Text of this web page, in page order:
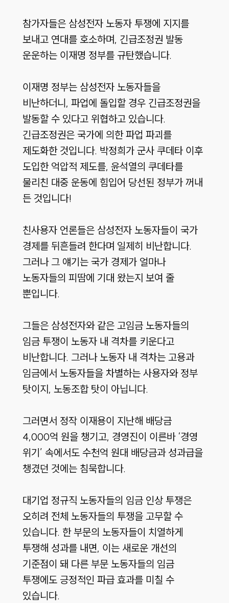
참가자들은 삼성전자 노동자 투쟁에 지지를
보내고 연대를 호소하며, 긴급조정권 발동
운운하는 이재명 정부를 규탄했습니다.
이재명 정부는 삼성전자 노동자들을
비난하더니, 파업에 돌입할 경우 긴급조정권을
발동할 수 있다고 위협하고 있습니다.
긴급조정권은 국가에 의한 파업 파괴를
제도화한 것입니다. 박정희가 군사 쿠데타 이후
도입한 억압적 제도를, 윤석열의 쿠데타를
물리친 대중 운동에 힘입어 당선된 정부가 꺼내
든 것입니다!
친사용자 언론들은 삼성전자 노동자들이 국가
경제를 뒤흔들려 한다며 일제히 비난합니다.
그러나 그 얘기는 국가 경제가 얼마나
노동자들의 피땀에 기대 왔는지 보여 줄
뿐입니다.
그들은 삼성전자와 같은 고임금 노동자들의
임금 투쟁이 노동자 내 격차를 키운다고
비난합니다. 그러나 노동자 내 격차는 고용과
임금에서 노동자들을 차별하는 사용자와 정부
탓이지, 노동조합 탓이 아닙니다.
그러면서 정작 이재용이 지난해 배당금
4,000억 원을 챙기고, 경영진이 이른바 ‘경영
위기’ 속에서도 수천억 원대 배당금과 성과급을
챙겼던 것에는 침묵합니다.
대기업 정규직 노동자들의 임금 인상 투쟁은
오히려 전체 노동자들의 투쟁을 고무할 수
있습니다. 한 부문의 노동자들이 치열하게
투쟁해 성과를 내면, 이는 새로운 개선의
기준점이 돼 다른 부문 노동자들의 임금
투쟁에도 긍정적인 파급 효과를 미칠 수
있습니다.